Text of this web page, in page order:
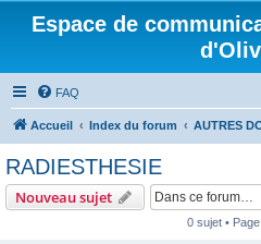
Espace de
FAQ
Accueil Index du forum AUTRES
RADIESTHESIE
Nouveau sujet
0 sujet • Page